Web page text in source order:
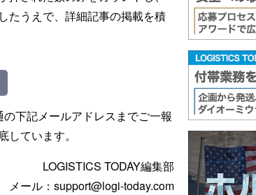
たうえで、詳細記事の掲載を積
下記メールアドレスまでご一報
ています。
LOGISTICS TODAY編集部
メール：support@logi-today.com